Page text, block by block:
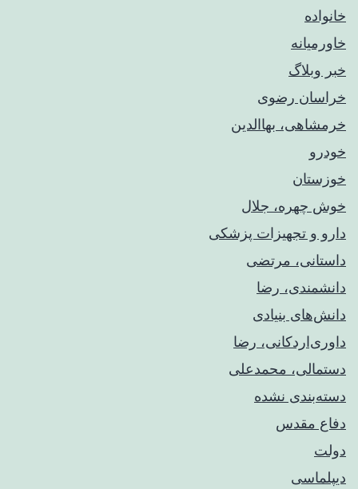
خانواده
خاورمیانه
خبر وبلاگ
خراسان رضوی
خرمشاهی، بهاالدین
خودرو
خوزستان
خوش چهره، جلال
دارو و تجهیزات پزشکی
داستانی، مرتضی
دانشمندی، رضا
دانش‌های بنیادی
داوری‌اردکانی، رضا
دستمالی، محمدعلی
دسته‌بندی نشده
دفاع مقدس
دولت
دیپلماسی